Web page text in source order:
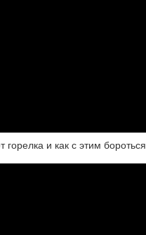
горелка и как с этим бороться